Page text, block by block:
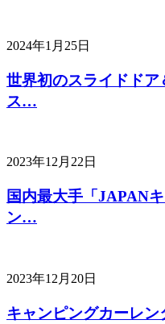
2024年1月25日
世界初のスライドド
ス…
2023年12月22日
国内最大手「JAPAN
ン…
2023年12月20日
キャンピングカーレン